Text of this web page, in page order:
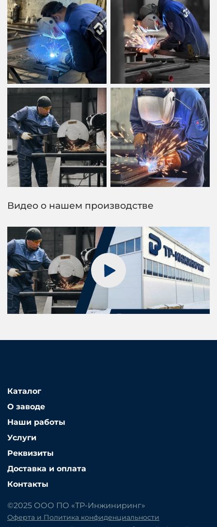
Видео о нашем производстве
Каталог
О заводе
Наши работы
Услуги
Реквизиты
Доставка и оплата
Контакты
©2025 ООО ПО «ТР-Инжиниринг»
Оферта и Политика конфиденциальности